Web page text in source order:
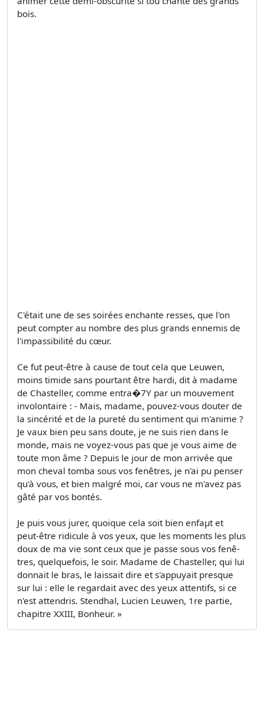
bois.
C'était une de ses soirées enchante­ resses, que l'on
peut compter au nombre des plus grands ennemis de
l'impassibilité du cœur.
Ce fut peut-être à cause de tout cela que Leuwen,
moins timide sans pourtant être hardi, dit à madame
de Chasteller, comme entra�7Y par un mouvement
involontaire : - Mais, madame, pouvez-vous douter de
la sincérité et de la pureté du sentiment qui m'anime ?
Je vaux bien peu sans doute, je ne suis rien dans le
monde, mais ne voyez-vous pas que je vous aime de
toute mon âme ? Depuis le jour de mon arrivée que
mon cheval tomba sous vos fenêtres, je n'ai pu penser
qu'à vous, et bien malgré moi, car vous ne m'avez pas
gâté par vos bontés.
Je puis vous jurer, quoique cela soit bien enfaµt et
peut-être ridicule à vos yeux, que les moments les plus
doux de ma vie sont ceux que je passe sous vos fenê­
tres, quelquefois, le soir. Madame de Chasteller, qui lui
donnait le bras, le laissait dire et s'appuyait presque
sur lui : elle le regardait avec des yeux attentifs, si ce
n'est attendris. Stendhal, Lucien Leuwen, 1re partie,
chapitre XXIII, Bonheur. »